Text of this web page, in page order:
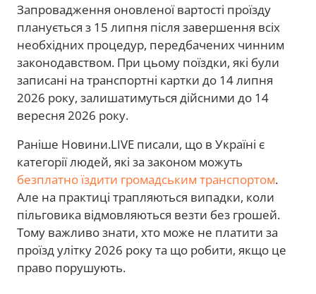
Запровадження оновленої вартості проїзду
планується з 15 липня після завершення всіх
необхідних процедур, передбачених чинним
законодавством. При цьому поїздки, які були
записані на транспортні картки до 14 липня
2026 року, залишатимуться дійсними до 14
вересня 2026 року.
Раніше Новини.LIVE писали, що в Україні є
категорії людей, які за законом можуть
безплатно їздити громадським транспортом.
Але на практиці трапляються випадки, коли
пільговика відмовляються везти без грошей.
Тому важливо знати, хто може не платити за
проїзд улітку 2026 року та що робити, якщо це
право порушують.